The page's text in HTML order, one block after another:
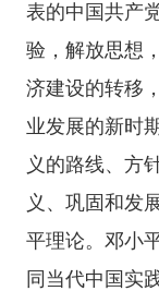
表的中国共产
验，解放思想
济建设的转移
业发展的新时
义的路线、方
义、巩固和发
平理论。邓小
同当代中国实